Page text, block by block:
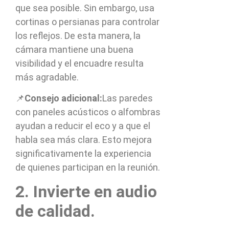
que sea posible. Sin embargo, usa
cortinas o persianas para controlar
los reflejos. De esta manera, la
cámara mantiene una buena
visibilidad y el encuadre resulta
más agradable.
📌Consejo adicional:Las paredes
con paneles acústicos o alfombras
ayudan a reducir el eco y a que el
habla sea más clara. Esto mejora
significativamente la experiencia
de quienes participan en la reunión.
2. Invierte en audio
de calidad.